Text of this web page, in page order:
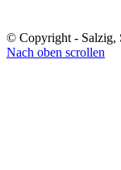
© Copyright - Salzig,
Nach oben scrollen